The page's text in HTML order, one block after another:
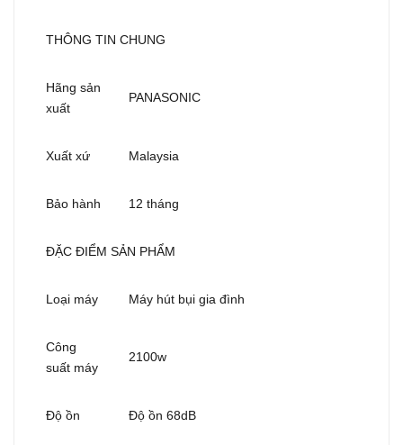
THÔNG TIN CHUNG
Hãng sản
xuất
PANASONIC
Xuất xứ Malaysia
Bảo hành 12 tháng
ĐẶC ĐIỂM SẢN PHẨM
Loại máy Máy hút bụi gia đình
Công
suất máy
2100w
Độ ồn Độ ồn 68dB